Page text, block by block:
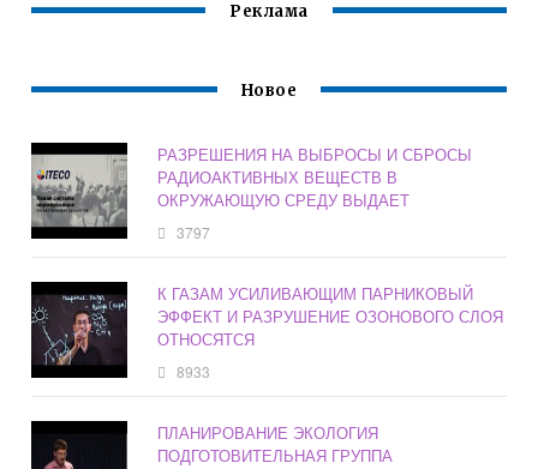
Реклама
Новое
РАЗРЕШЕНИЯ НА ВЫБРОСЫ И СБРОСЫ
РАДИОАКТИВНЫХ ВЕЩЕСТВ В
ОКРУЖАЮЩУЮ СРЕДУ ВЫДАЕТ
3797
К ГАЗАМ УСИЛИВАЮЩИМ ПАРНИКОВЫЙ
ЭФФЕКТ И РАЗРУШЕНИЕ ОЗОНОВОГО СЛОЯ
ОТНОСЯТСЯ
8933
ПЛАНИРОВАНИЕ ЭКОЛОГИЯ
ПОДГОТОВИТЕЛЬНАЯ ГРУППА